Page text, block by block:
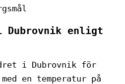
Dubrovnik enligt
i Dubrovnik för
en temperatur på